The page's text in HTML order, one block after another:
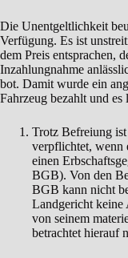
Die Unentgeltlichkeit
Verfügung. Es ist
dem Preis entsprachen,
Inzahlungnahme
bot. Damit wurde ein
Fahrzeug bezahlt und
Trotz Befreiung ist
verpflichtet, wenn
einen
BGB). Von den
BGB kann nicht
Landgericht keine
von seinem
betrachtet hierauf